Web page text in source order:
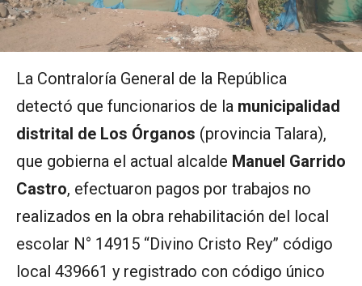
La Contraloría General de la República
detectó que funcionarios de la municipalidad
distrital de Los Órganos (provincia Talara),
que gobierna el actual alcalde Manuel Garrido
Castro, efectuaron pagos por trabajos no
realizados en la obra rehabilitación del local
escolar N° 14915 “Divino Cristo Rey” código
local 439661 y registrado con código único